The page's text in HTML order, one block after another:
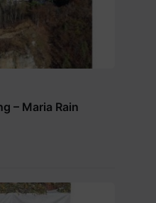
– Maria Rain